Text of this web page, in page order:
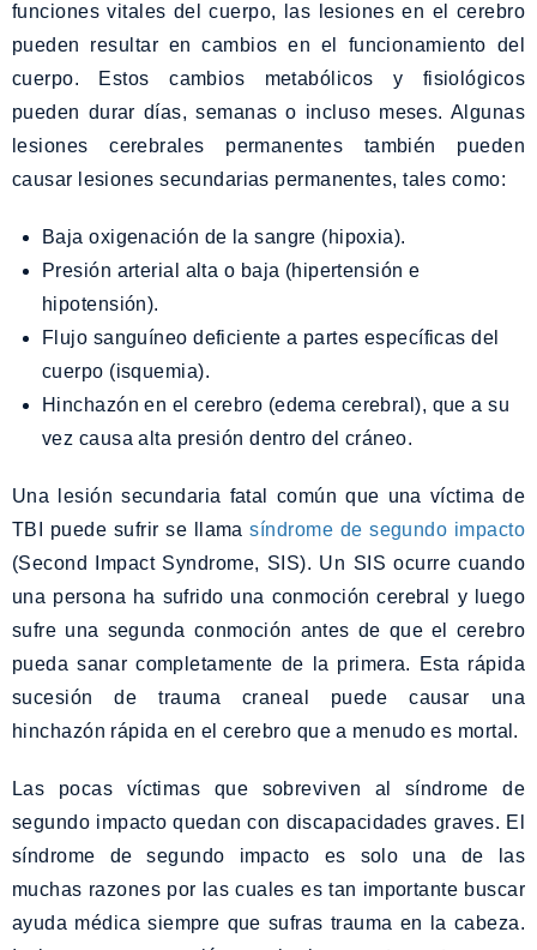
funciones vitales del cuerpo, las lesiones en el cerebro
pueden resultar en cambios en el funcionamiento del
cuerpo. Estos cambios metabólicos y fisiológicos
pueden durar días, semanas o incluso meses. Algunas
lesiones cerebrales permanentes también pueden
causar lesiones secundarias permanentes, tales como:
Baja oxigenación de la sangre (hipoxia).
Presión arterial alta o baja (hipertensión e
hipotensión).
Flujo sanguíneo deficiente a partes específicas del
cuerpo (isquemia).
Hinchazón en el cerebro (edema cerebral), que a su
vez causa alta presión dentro del cráneo.
Una lesión secundaria fatal común que una víctima de
TBI puede sufrir se llamasíndrome de segundo impacto
(Second Impact Syndrome, SIS). Un SIS ocurre cuando
una persona ha sufrido una conmoción cerebral y luego
sufre una segunda conmoción antes de que el cerebro
pueda sanar completamente de la primera. Esta rápida
sucesión de trauma craneal puede causar una
hinchazón rápida en el cerebro que a menudo es mortal.
Las pocas víctimas que sobreviven al síndrome de
segundo impacto quedan con discapacidades graves. El
síndrome de segundo impacto es solo una de las
muchas razones por las cuales es tan importante buscar
ayuda médica siempre que sufras trauma en la cabeza.